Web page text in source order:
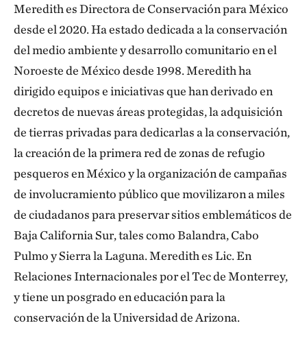
Meredith es Directora de Conservación para México
desde el 2020. Ha estado dedicada a la conservación
del medio ambiente y desarrollo comunitario en el
Noroeste de México desde 1998. Meredith ha
dirigido equipos e iniciativas que han derivado en
decretos de nuevas áreas protegidas, la adquisición
de tierras privadas para dedicarlas a la conservación,
la creación de la primera red de zonas de refugio
pesqueros en México y la organización de campañas
de involucramiento público que movilizaron a miles
de ciudadanos para preservar sitios emblemáticos de
Baja California Sur, tales como Balandra, Cabo
Pulmo y Sierra la Laguna. Meredith es Lic. En
Relaciones Internacionales por el Tec de Monterrey,
y tiene un posgrado en educación para la
conservación de la Universidad de Arizona.